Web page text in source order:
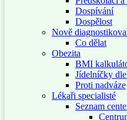
Dospívání
Dospělost
Nově
Co dělat
Obezita
BMI
Jídelníčky
Proti nadváze
Lékaři specialisté
Seznam